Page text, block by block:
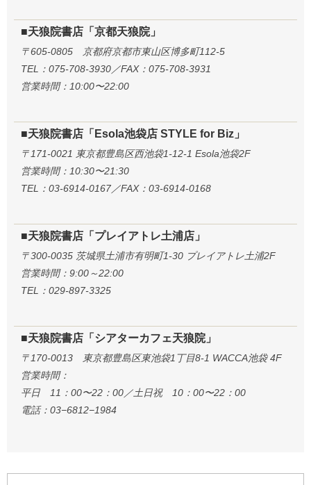
■天狼院書店「京都天狼院」
〒605-0805 京都府京都市東山区博多町112-5
TEL：075-708-3930／FAX：075-708-3931
営業時間：10:00〜22:00
■天狼院書店「Esola池袋店 STYLE for Biz」
〒171-0021 東京都豊島区西池袋1-12-1 Esola池袋2F
営業時間：10:30〜21:30
TEL：03-6914-0167／FAX：03-6914-0168
■天狼院書店「プレイアトレ土浦店」
〒300-0035 茨城県土浦市有明町1-30 プレイアトレ土浦2F
営業時間：9:00～22:00
TEL：029-897-3325
■天狼院書店「シアターカフェ天狼院」
〒170-0013 東京都豊島区東池袋1丁目8-1 WACCA池袋 4F
営業時間：
平日 11：00〜22：00／土日祝 10：00〜22：00
電話：03−6812−1984